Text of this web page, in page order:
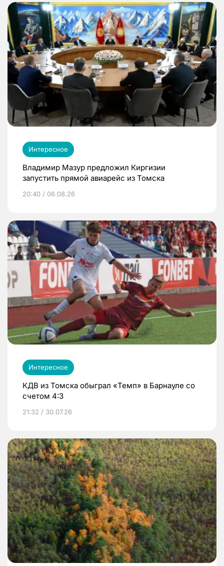
Интересное
Владимир Мазур предложил Киргизии
запустить прямой авиарейс из Томска
20:40 / 06.08.26
Интересное
КДВ из Томска обыграл «Темп» в Барнауле со
счетом 4:3
21:32 / 30.07.26